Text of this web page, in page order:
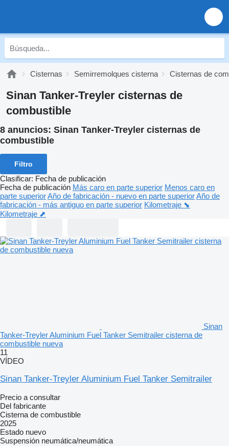
Cisternas Semirremolques cisterna Cisternas de
Sinan Tanker-Treyler cisternas de
combustible
8 anuncios: Sinan Tanker-Treyler cisternas de
combustible
Filtro
Clasificar: Fecha de publicación
Fecha de publicación Más caro en parte superior Menos caro en
parte superiorAño de fabricación - nuevo en parte superiorAño de
fabricación - más antiguo en parte superior Kilometraje ⬊
Kilometraje ⬈
Sinan
Tanker-Treyler Aluminium Fuel Tanker Semitrailer cisterna de
combustible nueva
11
VÍDEO
Sinan Tanker-Treyler Aluminium Fuel Tanker Semitrailer
Precio a consultar
Del fabricante
Cisterna de combustible
2025
Estado nuevo
Suspensión neumática/neumática